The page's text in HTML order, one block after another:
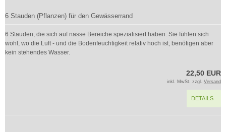
6 Stauden (Pflanzen) für den Gewässerrand
6 Stauden, die sich auf nasse Bereiche spezialisiert haben. Sie fühlen sich
wohl, wo die Luft - und die Bodenfeuchtigkeit relativ hoch ist, benötigen aber
kein stehendes Wasser.
22,50 EUR
inkl. MwSt. zzgl. Versand
DETAILS